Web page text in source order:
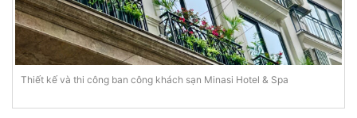
Thiết kế và thi công ban công khách sạn Minasi Hotel & Spa